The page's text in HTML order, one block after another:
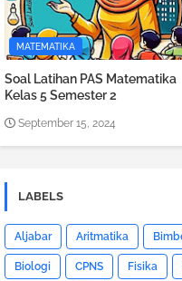
MATEMATIKA
Soal Latihan PAS Matematika
Kelas 5 Semester 2
September 15, 2024
LABELS
Aljabar Aritmatika
Biologi CPNS Fisika